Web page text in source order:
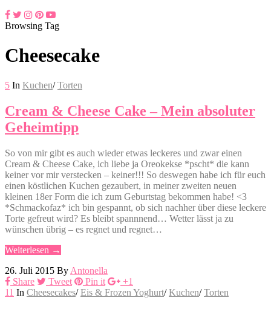
Browsing Tag
Cheesecake
5 In Kuchen/ Torten
Cream & Cheese Cake – Mein absoluter
Geheimtipp
So von mir gibt es auch wieder etwas leckeres und zwar einen
Cream & Cheese Cake, ich liebe ja Oreokekse *pscht* die kann
keiner vor mir verstecken – keiner!!! So deswegen habe ich für euch
einen köstlichen Kuchen gezaubert, in meiner zweiten neuen
kleinen 18er Form die ich zum Geburtstag bekommen habe! <3
*Schmackofaz* ich bin gespannt, ob sich nachher über diese leckere
Torte gefreut wird? Es bleibt spannnend… Wetter lässt ja zu
wünschen übrig – es regnet und regnet…
Weiterlesen →
26. Juli 2015 By Antonella
Share
Tweet Pin it
+1
11 In Cheesecakes/ Eis & Frozen Yoghurt/ Kuchen/ Torten